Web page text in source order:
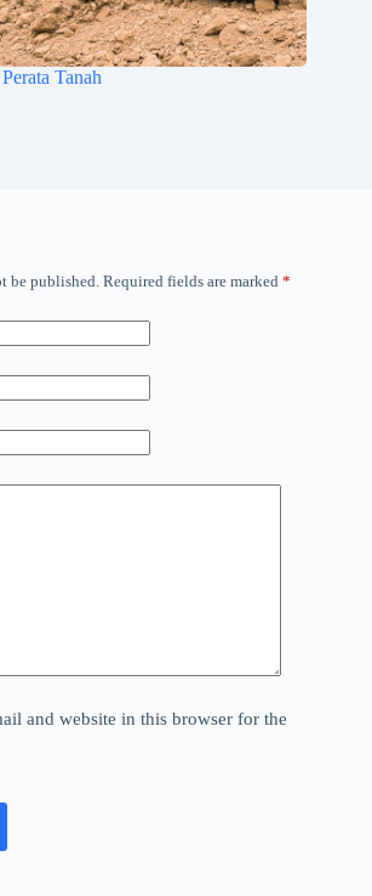
Tanah
be published. Required fields are marked *
and website in this browser for the